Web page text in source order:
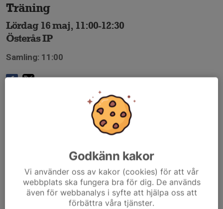
Träning
Lördag 16 maj, 11:00-12:30
Österås IP
Samling: 11:00
Godkänn kakor
Vi använder oss av kakor (cookies) för att vår
webbplats ska fungera bra för dig. De används
även för webbanalys i syfte att hjälpa oss att
förbättra våra tjänster.